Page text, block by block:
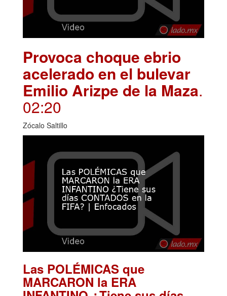
Provoca choque ebrio
acelerado en el bulevar
Emilio Arizpe de la Maza.
02:20
Zócalo Saltillo
Las POLÉMICAS que
MARCARON la ERA